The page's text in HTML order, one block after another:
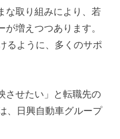
な取り組みにより、若
増えつつあります。
るように、多くのサポ
させたい」と転職先の
、日興自動車グループ